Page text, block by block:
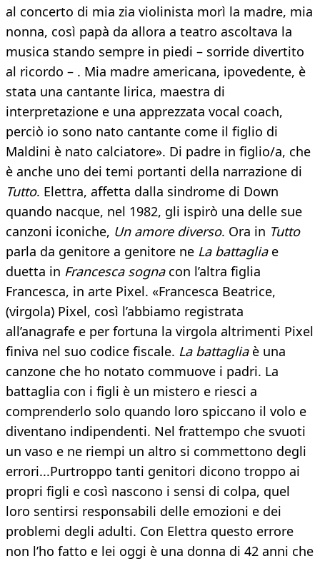
al concerto di mia zia violinista morì la madre, mia
nonna, così papà da allora a teatro ascoltava la
musica stando sempre in piedi – sorride divertito
al ricordo – . Mia madre americana, ipovedente, è
stata una cantante lirica, maestra di
interpretazione e una apprezzata vocal coach,
perciò io sono nato cantante come il figlio di
Maldini è nato calciatore». Di padre in figlio/a, che
è anche uno dei temi portanti della narrazione di
Tutto. Elettra, affetta dalla sindrome di Down
quando nacque, nel 1982, gli ispirò una delle sue
canzoni iconiche, Un amore diverso. Ora in Tutto
parla da genitore a genitore ne La battagliae
duetta in Francesca sogna con l’altra figlia
Francesca, in arte Pixel. «Francesca Beatrice,
(virgola) Pixel, così l’abbiamo registrata
all’anagrafe e per fortuna la virgola altrimenti Pixel
finiva nel suo codice fiscale. La battagliaè una
canzone che ho notato commuove i padri. La
battaglia con i figli è un mistero e riesci a
comprenderlo solo quando loro spiccano il volo e
diventano indipendenti. Nel frattempo che svuoti
un vaso e ne riempi un altro si commettono degli
errori...Purtroppo tanti genitori dicono troppo ai
propri figli e così nascono i sensi di colpa, quel
loro sentirsi responsabili delle emozioni e dei
problemi degli adulti. Con Elettra questo errore
non l’ho fatto e lei oggi è una donna di 42 anni che